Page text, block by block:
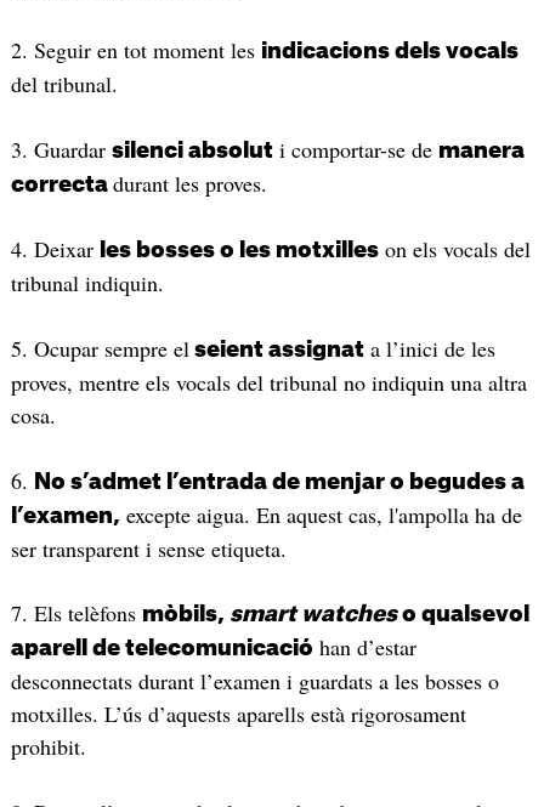
2. Seguir en tot moment les indicacions dels vocals
del tribunal.
3. Guardar silenci absoluti comportar-se de manera
correcta durant les proves.
4. Deixar les bosses o les motxilleson els vocals del
tribunal indiquin.
5. Ocupar sempre el seient assignata l’inici de les
proves, mentre els vocals del tribunal no indiquin una altra
cosa.
6.
No s’admet l’entrada de menjar o begudes a
l’examen, excepte aigua. En aquest cas, l'ampolla ha de
ser transparent i sense etiqueta.
7. Els telèfons mòbils, smart watcheso qualsevol
aparell de telecomunicació han d’estar
desconnectats durant l’examen i guardats a les bosses o
motxilles. L’ús d’aquests aparells està rigorosament
prohibit.